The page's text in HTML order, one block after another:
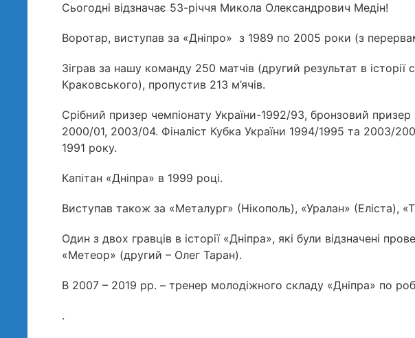
Сьогодні відзначає 53-річчя Микола Олександрович Медін!
Воротар, виступав за «Дніпро» з 1989 по 2005 роки (з
Зіграв за нашу команду 250 матчів (другий результат в історії
Краковського), пропустив 213 м’ячів.
Срібний призер чемпіонату України-1992/93, бронзовий призер
2000/01, 2003/04. Фіналіст Кубка України 1994/1995 та 2003/
1991 року.
Капітан «Дніпра» в 1999 році.
Виступав також за «Металург» (Нікополь), «Уралан» (Еліста),
Один з двох гравців в історії «Дніпра», які були відзначені
«Метеор» (другий – Олег Таран).
В 2007 – 2019 рр. – тренер молодіжного складу «Дніпра» по
.